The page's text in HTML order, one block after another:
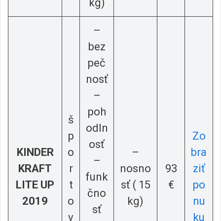
kg)
KINDER
KRAFT
LITE UP
2019
š
p
o
r
t
o
v
–
bez
peč
nosť
–
poh
odln
osť
–
funk
čno
sť
–
nosno
sť ( 15
kg)
93
€
Zo
bra
ziť
po
nu
ku